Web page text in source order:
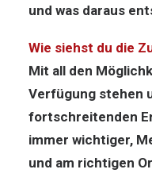
und was daraus
Wie siehst du die
Mit all den
Verfügung stehen
fortschreitenden
immer wichtiger,
und am richtigen